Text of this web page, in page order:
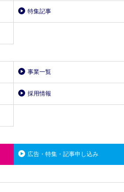
特集記事
事業一覧
採用情報
広告・特集・記事申し込み